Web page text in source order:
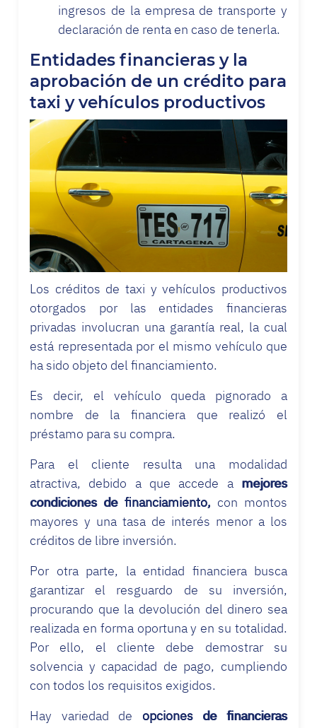
ingresos de la empresa de transporte y
declaración de renta en caso de tenerla.
Entidades financieras y la
aprobación de un crédito para
taxi y vehículos productivos
Los créditos de taxi y vehículos productivos
otorgados por las entidades financieras
privadas involucran una garantía real, la cual
está representada por el mismo vehículo que
ha sido objeto del financiamiento.
Es decir, el vehículo queda pignorado a
nombre de la financiera que realizó el
préstamo para su compra.
Para el cliente resulta una modalidad
atractiva, debido a que accede a mejores
condiciones de financiamiento, con montos
mayores y una tasa de interés menor a los
créditos de libre inversión.
Por otra parte, la entidad financiera busca
garantizar el resguardo de su inversión,
procurando que la devolución del dinero sea
realizada en forma oportuna y en su totalidad.
Por ello, el cliente debe demostrar su
solvencia y capacidad de pago, cumpliendo
con todos los requisitos exigidos.
Hay variedad de opciones de financieras